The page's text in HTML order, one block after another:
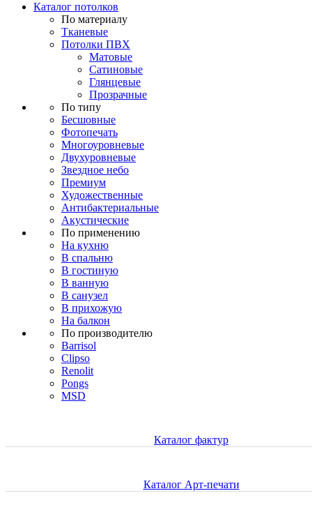
Каталог потолков
По материалу
Тканевые
Потолки ПВХ
Матовые
Сатиновые
Глянцевые
Прозрачные
По типу
Бесшовные
Фотопечать
Многоуровневые
Двухуровневые
Звездное небо
Премиум
Художественные
Антибактериальные
Акустические
По применению
На кухню
В спальню
В гостиную
В ванную
В санузел
В прихожую
На балкон
По производителю
Barrisol
Clipso
Renolit
Pongs
MSD
Каталог фактур
Каталог Арт-печати